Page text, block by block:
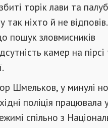
торік лави та
так ніхто й не відповів.
пошук зловмисників
камер на пірсі
Шмельков, у минулі
поліція працювала
спільно з